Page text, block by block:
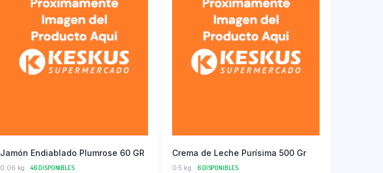
Jamón Endiablado Plumrose 60 GR
0.06 kg 46 DISPONIBLES
Crema de Leche Purísima 500 Gr
0.5 kg 6 DISPONIBLES